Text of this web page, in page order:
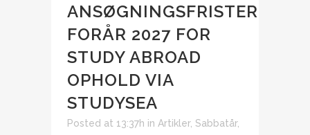
ANSØGNINGSFRISTER
FORÅR 2027 FOR
STUDY ABROAD
OPHOLD VIA
STUDYSEA
Posted at 13:37h in Artikler, Sabbatår,